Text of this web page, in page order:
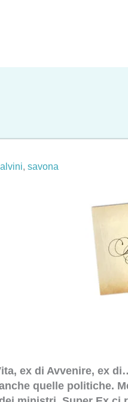
, savona
ex di Avvenire, ex
quelle politiche.